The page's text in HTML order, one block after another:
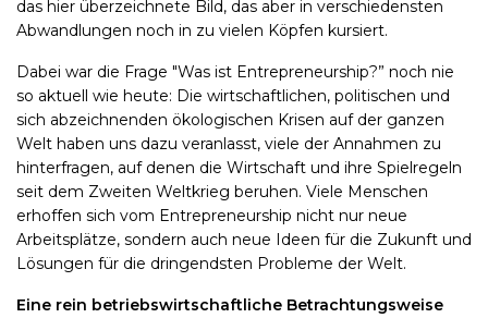
das hier überzeichnete Bild, das aber in verschiedensten
Abwandlungen noch in zu vielen Köpfen kursiert.
Dabei war die Frage "Was ist Entrepreneurship?” noch nie
so aktuell wie heute: Die wirtschaftlichen, politischen und
sich abzeichnenden ökologischen Krisen auf der ganzen
Welt haben uns dazu veranlasst, viele der Annahmen zu
hinterfragen, auf denen die Wirtschaft und ihre Spielregeln
seit dem Zweiten Weltkrieg beruhen. Viele Menschen
erhoffen sich vom Entrepreneurship nicht nur neue
Arbeitsplätze, sondern auch neue Ideen für die Zukunft und
Lösungen für die dringendsten Probleme der Welt.
Eine rein betriebswirtschaftliche Betrachtungsweise